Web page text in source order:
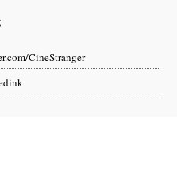
CineStranger